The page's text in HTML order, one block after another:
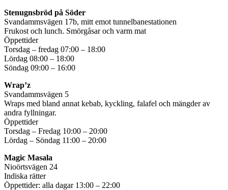
Stenugnsbröd på Söder
Svandammsvägen 17b, mitt emot tunnelbanestationen
Frukost och lunch. Smörgåsar och varm mat
Öppettider
Torsdag – fredag 07:00 – 18:00
Lördag 08:00 – 18:00
Söndag 09:00 – 16:00
Wrap’z
Svandammsvägen 5
Wraps med bland annat kebab, kyckling, falafel och mängder av
andra fyllningar.
Öppettider
Torsdag – Fredag 10:00 – 20:00
Lördag – Söndag 11:00 – 20:00
Magic Masala
Nioörtsvägen 24
Indiska rätter
Öppettider: alla dagar 13:00 – 22:00